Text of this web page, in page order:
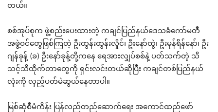
တယ်။
စစ်အုပ်စုက ဖွဲ့စည်းပေးထားတဲ့ ကချင်ပြည်နယ်ဒေသခံကော်မတီ
အဖွဲ့ဝင်တွေဖြစ်ကြတဲ့ ဦးထွန်းထွန်းလှိုင်၊ ဦးနော်ထွဲ၊ ဦးမုန်ရိန်နော်၊ ဦး
ဂျန်ခုန့် (ခ) ဦးနော်ခုန့်တို့ကနေ ရေအားလျှပ်စစ်နဲ့ ပတ်သက်တဲ့ သိ
သင့်သိထိုက်တာတွေကို ရှင်းလင်းတယ်ဆိုပြီး ကချင်တစ်ပြည်နယ်
လုံးကို လှည့်ပတ်မဲဆွယ်နေတာပါ။
မြစ်ဆုံစီမံကိန်း ပြန်လည်တည်ဆောက်ရေး အကောင်ထည်ဖော်